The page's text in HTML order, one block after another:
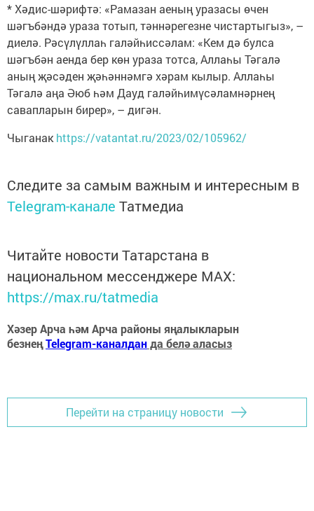
* Хәдис-шәрифтә: «Рамазан аеның уразасы өчен
шәгъбәндә ураза тотып, тәннәрегезне чистартыгыз», –
диелә. Рәсүлүллаһ галәйһиссәлам: «Кем дә булса
шәгъбән аенда бер көн ураза тотса, Аллаһы Тәгалә
аның җәсәден җәһәннәмгә хәрам кылыр. Аллаһы
Тәгалә аңа Әюб һәм Дауд галәйһимүсәламнәрнең
савапларын бирер», – дигән.
Чыганак https://vatantat.ru/2023/02/105962/
Следите за самым важным и интересным в
Telegram-канале Татмедиа
Читайте новости Татарстана в
национальном мессенджере MАХ:
https://max.ru/tatmedia
Хәзер Арча һәм Арча районы яңалыкларын
безнеңTelegram-каналданда белә аласыз
Перейти на страницу новости